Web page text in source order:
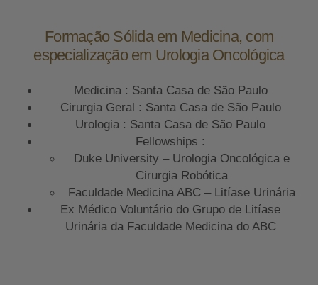
Formação Sólida em Medicina, com
especialização em Urologia Oncológica
Medicina : Santa Casa de São Paulo
Cirurgia Geral : Santa Casa de São Paulo
Urologia : Santa Casa de São Paulo
Fellowships :
Duke University – Urologia Oncológica e
Cirurgia Robótica
Faculdade Medicina ABC – Litíase Urinária
Ex Médico Voluntário do Grupo de Litíase
Urinária da Faculdade Medicina do ABC